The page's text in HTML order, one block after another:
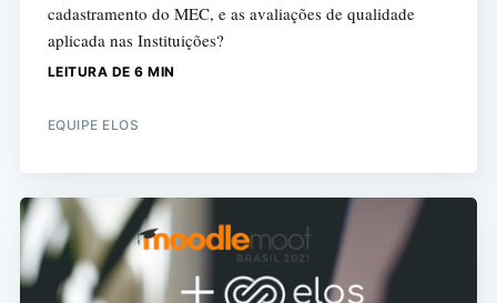
cadastramento do MEC, e as avaliações de qualidade
aplicada nas Instituições?
LEITURA DE 6 MIN
EQUIPE ELOS